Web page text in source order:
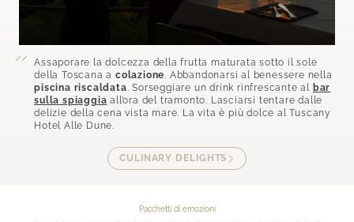
Assaporare la dolcezza della frutta maturata sotto il sole
della Toscana a colazione. Abbandonarsi al benessere nella
piscina riscaldata. Sorseggiare un drink rinfrescante al bar
sulla spiaggia all’ora del tramonto. Lasciarsi tentare dalle
delizie della cena vista mare. La vita è più dolce al Tuscany
Hotel Alle Dune.
CULINARY DELIGHTS
Pacchetti di emozioni